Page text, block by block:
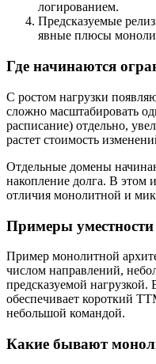
логированием.
Предсказуемые
явные плюсы
Где начинаются
С ростом нагрузки
сложно масштабировать
расписание) отдельно,
растет стоимость
Отдельные домены
накопление долга. В этом
отличия монолитной и
Примеры уместности
Пример монолитной
числом направлений,
предсказуемой нагрузкой.
обеспечивает короткий
небольшой командой.
Какие бывают